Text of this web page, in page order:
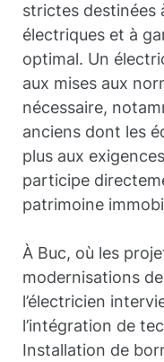
strictes destinées
électriques et à
optimal. Un
aux mises aux
nécessaire,
anciens dont les
plus aux
participe
patrimoine
À Buc, où les
modernisations
l’électricien
l’intégration de
Installation de